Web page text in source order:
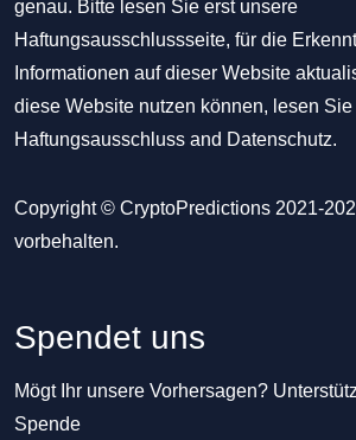
genau. Bitte lesen Sie erst unsere
Haftungsausschlussseite, für die
Informationen auf dieser Website
diese Website nutzen können, lesen
Haftungsausschluss and Datenschutz.
Copyright © CryptoPredictions 2021-
vorbehalten.
Spendet uns
Mögt Ihr unsere Vorhersagen?
Spende